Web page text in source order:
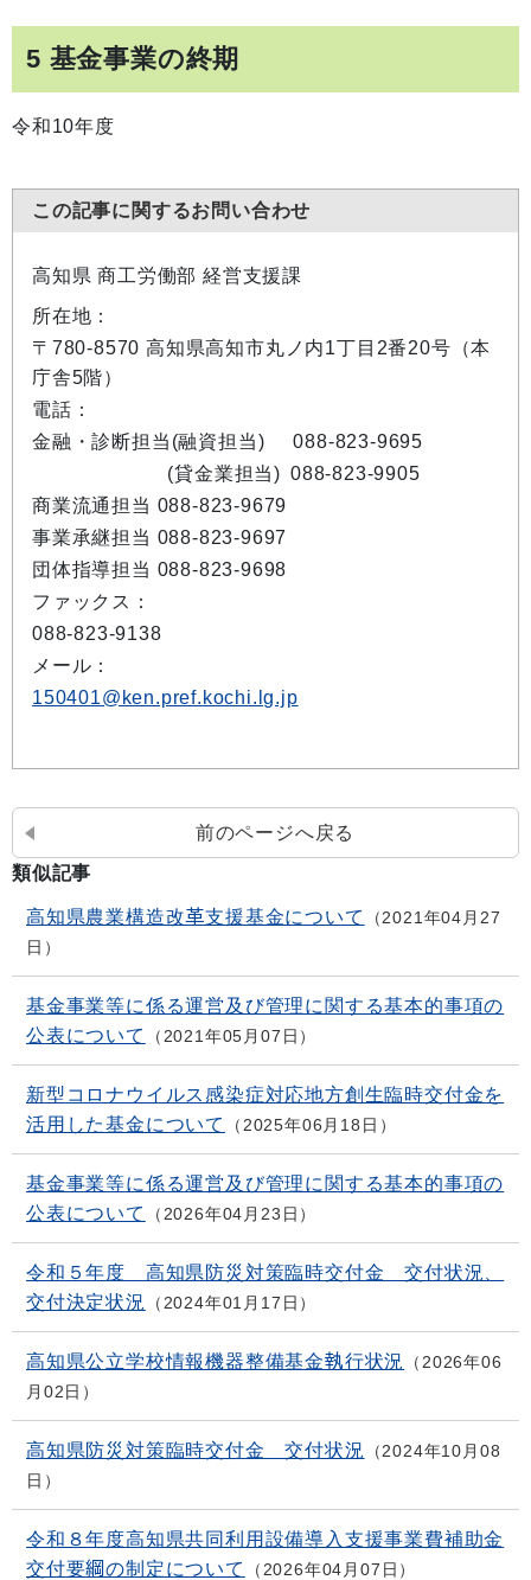
5 基金事業の終期
令和10年度
この記事に関するお問い合わせ
高知県 商工労働部 経営支援課
所在地：
〒780-8570 高知県高知市丸ノ内1丁目2番20号（本
庁舎5階）
電話：
金融・診断担当(融資担当)
088-823-9695
(貸金業担当) 088-823-9905
商業流通担当 088-823-9679
事業承継担当 088-823-9697
団体指導担当 088-823-9698
ファックス：
088-823-9138
メール：
150401@ken.pref.kochi.lg.jp
前のページへ戻る
類似記事
高知県農業構造改革支援基金について
2021年04月27
日
基金事業等に係る運営及び管理に関する基本的事項の
公表について
2021年05月07日
新型コロナウイルス感染症対応地方創生臨時交付金を
活用した基金について
2025年06月18日
基金事業等に係る運営及び管理に関する基本的事項の
公表について
2026年04月23日
令和５年度 高知県防災対策臨時交付金 交付状況、
交付決定状況
2024年01月17日
高知県公立学校情報機器整備基金執行状況
2026年06
月02日
高知県防災対策臨時交付金 交付状況
2024年10月08
日
令和８年度高知県共同利用設備導入支援事業費補助金
交付要綱の制定について
2026年04月07日